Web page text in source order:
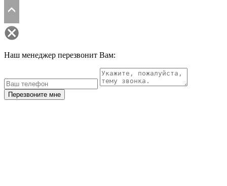
Наш менеджер перезвонит Вам:
Перезвоните мне